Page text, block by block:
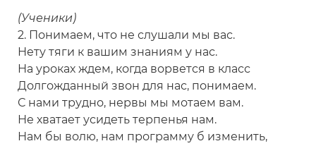
(Ученики)
2. Понимаем, что не слушали мы вас.
Нету тяги к вашим знаниям у нас.
На уроках ждем, когда ворвется в класс
Долгожданный звон для нас, понимаем.
С нами трудно, нервы мы мотаем вам.
Не хватает усидеть терпенья нам.
Нам бы волю, нам программу б изменить,